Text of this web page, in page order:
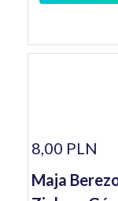
8,00 PLN
Maja